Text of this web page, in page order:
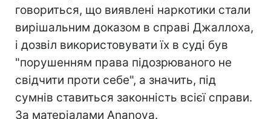
говориться, що виявлені наркотики стали
вирішальним доказом в справі Джаллоха,
і дозвіл використовувати їх в суді був
"порушенням права підозрюваного не
свідчити проти себе", а значить, під
сумнів ставиться законність всієї справи.
За матеріалами Ananova.